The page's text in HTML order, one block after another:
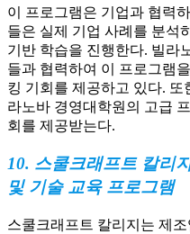
이 프로그램은 기업과 협력
들은 실제 기업 사례를 분석
기반 학습을 진행한다. 빌라
들과 협력하여 이 프로그램
킹 기회를 제공하고 있다. 또
라노바 경영대학원의 고급
회를 제공받는다.
10. 스쿨크래프트 칼리
및 기술 교육 프로그램
스쿨크래프트 칼리지는 제